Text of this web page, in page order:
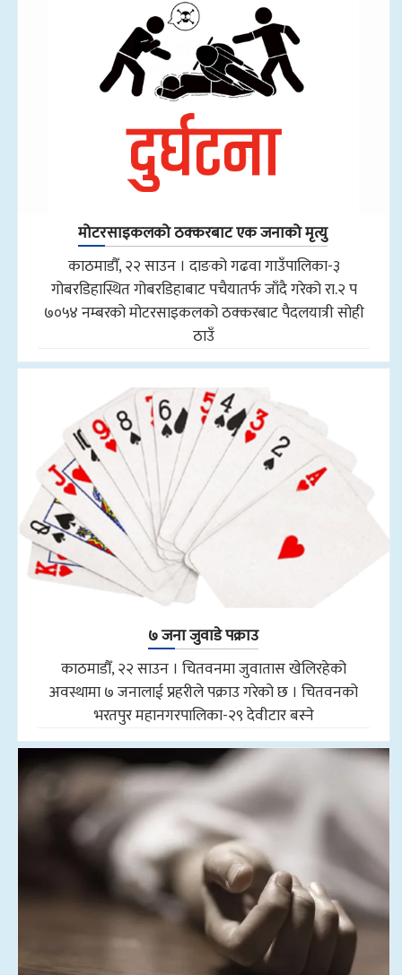
मोटरसाइकलको ठक्करबाट एक जनाको मृत्यु
काठमाडौँ, २२ साउन । दाङको गढवा गाउँपालिका-३
गोबरडिहास्थित गोबरडिहाबाट पचैयातर्फ जाँदै गरेको रा.२ प
७०५४ नम्बरको मोटरसाइकलको ठक्करबाट पैदलयात्री सोही
ठाउँ
७ जना जुवाडे पक्राउ
काठमाडौँ, २२ साउन । चितवनमा जुवातास खेलिरहेको
अवस्थामा ७ जनालाई प्रहरीले पक्राउ गरेको छ । चितवनको
भरतपुर महानगरपालिका-२९ देवीटार बस्ने